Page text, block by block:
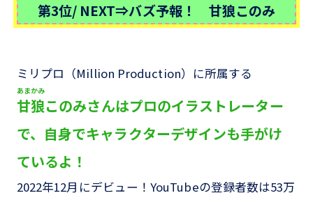
第3位/ NEXT⇒バズ予報！ 甘狼このみ
ミリプロ（Million Production）に所属する
甘狼
あまかみ
このみさんはプロのイラストレーター
で、自身でキャラクターデザインも手がけ
ているよ！
2022年12月にデビュー！YouTubeの登録者数は53万